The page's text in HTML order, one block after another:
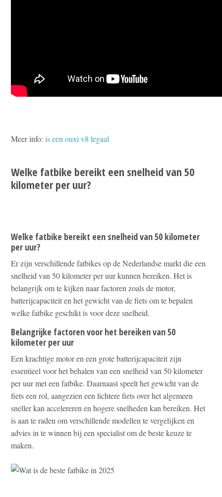
Meer info:is een ouxi v8 legaal
Welke fatbike bereikt een snelheid van 50
kilometer per uur?
Welke fatbike bereikt een snelheid van 50 kilometer
per uur?
Er zijn verschillende fatbikes op de Nederlandse markt die een
snelheid van 50 kilometer per uur kunnen bereiken. Het is
belangrijk om te kijken naar factoren zoals de motor,
batterijcapaciteit en het gewicht van de fiets om te bepalen
welke fatbike geschikt is voor deze snelheid.
Belangrijke factoren voor het bereiken van 50
kilometer per uur
Een krachtige motor en een grote batterijcapaciteit zijn
essentieel voor het behalen van een snelheid van 50 kilometer
per uur met een fatbike. Daarnaast speelt het gewicht van de
fiets een rol, aangezien een lichtere fiets over het algemeen
sneller kan accelereren en hogere snelheden kan bereiken. Het
is aan te raden om verschillende modellen te vergelijken en
advies in te winnen bij een specialist om de beste keuze te
maken.